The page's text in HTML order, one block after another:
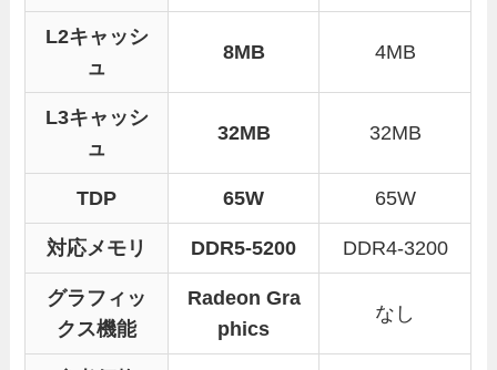
L2キャッシ
ュ
8MB 4MB
L3キャッシ
ュ
32MB 32MB
TDP 65W 65W
対応メモリ DDR5-5200 DDR4-3200
グラフィッ
クス機能
Radeon Gra
phics
なし